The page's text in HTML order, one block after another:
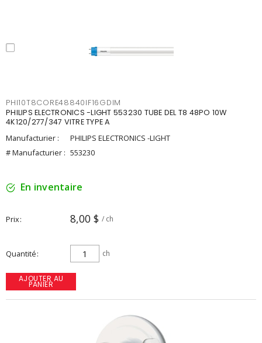
PHI10T8CORE48840IF16GDIM
PHILIPS ELECTRONICS -LIGHT 553230 TUBE DEL T8 48PO 10W
4K120/277/347 VITRE TYPE A
Manufacturier :
PHILIPS ELECTRONICS -LIGHT
# Manufacturier : 553230
En inventaire
Prix 8,00 $ / ch
Quantité ch
AJOUTER AU
PANIER